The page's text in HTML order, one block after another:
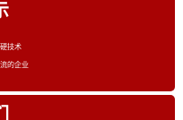
技术
的企业